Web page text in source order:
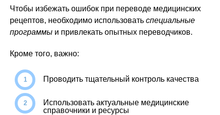
Чтобы избежать ошибок при переводе медицинских
рецептов, необходимо использовать специальные
программы и привлекать опытных переводчиков.
Кроме того, важно:
Проводить тщательный контроль качества
Использовать актуальные медицинские
справочники и ресурсы